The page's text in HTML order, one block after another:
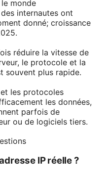
monde
internautes ont
donné; croissance
réduire la vitesse de
le protocole et la
souvent plus rapide.
les protocoles
les données,
parfois de
ou de logiciels tiers.
IP réelle ?